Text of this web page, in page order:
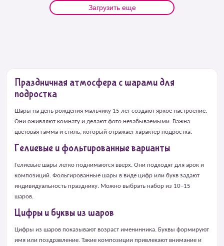
Загрузить еще
Праздничная атмосфера с шарами для
подростка
Шары на день рождения мальчику 15 лет создают яркое настроение.
Они оживляют комнату и делают фото незабываемыми. Важна
цветовая гамма и стиль, который отражает характер подростка.
Гелиевые и фольгированные варианты
Гелиевые шары легко поднимаются вверх. Они подходят для арок и
композиций. Фольгированные шары в виде цифр или букв задают
индивидуальность празднику. Можно выбрать набор из 10–15
шаров.
Цифры и буквы из шаров
Цифры из шаров показывают возраст именинника. Буквы формируют
имя или поздравление. Такие композиции привлекают внимание и